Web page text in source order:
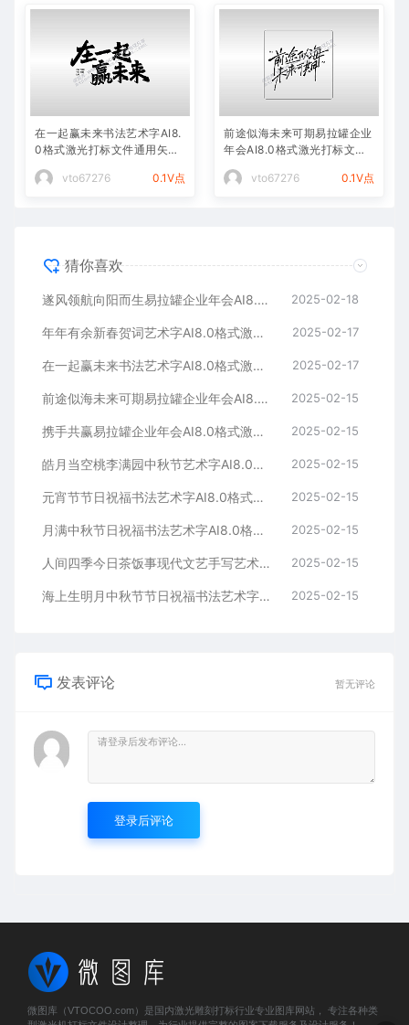
在一起赢未来书法艺术字AI8.
0格式激光打标文件通用矢量
vto67276
0.1V点
前途似海未来可期易拉罐企业
年会AI8.0格式激光打标文件
vto67276
0.1V点
猜你喜欢
遂风领航向阳而生易拉罐企业年会AI8.0格式激光打标文件通用矢量图 2025-02-18
年年有余新春贺词艺术字AI8.0格式激光打标文件通用矢量图 2025-02-17
在一起赢未来书法艺术字AI8.0格式激光打标文件通用矢量图 2025-02-17
前途似海未来可期易拉罐企业年会AI8.0格式激光打标文件通用矢量图 2025-02-15
携手共赢易拉罐企业年会AI8.0格式激光打标文件通用矢量图 2025-02-15
皓月当空桃李满园中秋节艺术字AI8.0格式激光打标文件通用矢量图 2025-02-15
元宵节节日祝福书法艺术字AI8.0格式激光打标文件通用矢量图 2025-02-15
月满中秋节日祝福书法艺术字AI8.0格式激光打标文件通用矢量图 2025-02-15
人间四季今日茶饭事现代文艺手写艺术字AI8.0格式激光打标文件通用矢量图 2025-02-15
海上生明月中秋节节日祝福书法艺术字AI8.0格式激光打标文件通用矢量图 2025-02-15
发表评论 暂无评论
登录后评论
微图库（VTOCOO.com）是国内激光雕刻打标行业专业图库网站， 专注各种类